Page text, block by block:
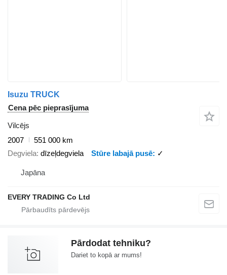
Isuzu TRUCK
Cena pēc pieprasījuma
Vilcējs
2007
551 000 km
Degviela dīzeļdegviela Stūre labajā pusē ✓
Japāna
EVERY TRADING Co Ltd
Pārdodat tehniku?
Dariet to kopā ar mums!